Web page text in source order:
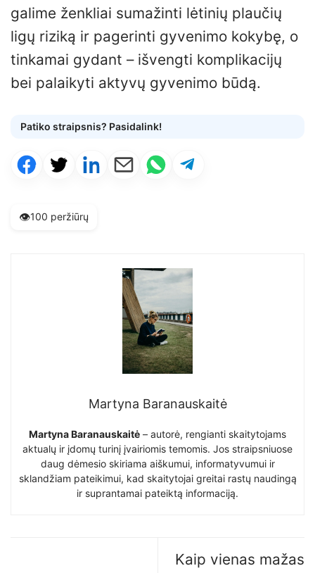
galime ženkliai sumažinti lėtinių plaučių
ligų riziką ir pagerinti gyvenimo kokybę, o
tinkamai gydant – išvengti komplikacijų
bei palaikyti aktyvų gyvenimo būdą.
Patiko straipsnis? Pasidalink!
👁️100 peržiūrų
Martyna Baranauskaitė
Martyna Baranauskaitė – autorė, rengianti skaitytojams
aktualų ir įdomų turinį įvairiomis temomis. Jos straipsniuose
daug dėmesio skiriama aiškumui, informatyvumui ir
sklandžiam pateikimui, kad skaitytojai greitai rastų naudingą
ir suprantamai pateiktą informaciją.
Kaip vienas mažas